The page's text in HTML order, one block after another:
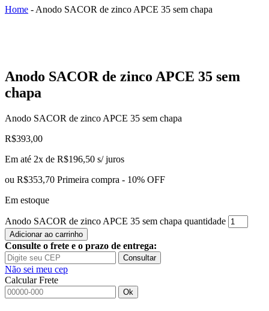
Home - Anodo SACOR de zinco APCE 35 sem chapa
Anodo SACOR de zinco APCE 35 sem
chapa
Anodo SACOR de zinco APCE 35 sem chapa
R$393,00
Em até 2x de R$196,50 s/ juros
ou R$353,70 Primeira compra - 10% OFF
Em estoque
Anodo SACOR de zinco APCE 35 sem chapa quantidade
Adicionar ao carrinho
Consulte o frete e o prazo de entrega:
Consultar
Não sei meu cep
Calcular Frete
Ok